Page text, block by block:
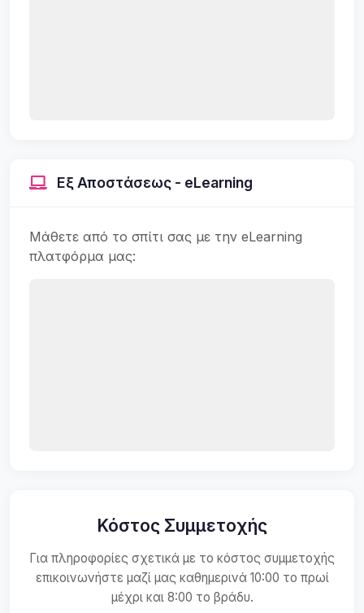
Εξ Αποστάσεως - eLearning
Μάθετε από το σπίτι σας με την eLearning
πλατφόρμα μας:
Κόστος Συμμετοχής
Για πληροφορίες σχετικά με το κόστος συμμετοχής
επικοινωνήστε μαζί μας καθημερινά 10:00 το πρωί
μέχρι και 8:00 το βράδυ.